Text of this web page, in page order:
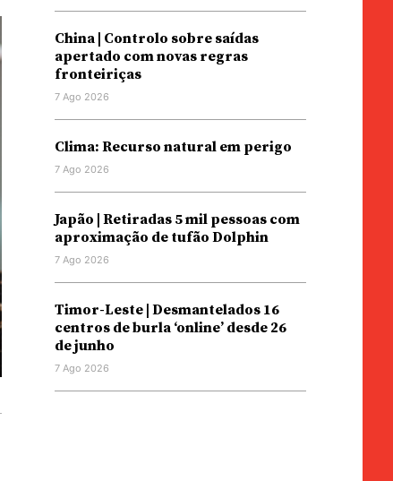
China | Controlo sobre saídas
apertado com novas regras
fronteiriças
7 Ago 2026
Clima: Recurso natural em perigo
7 Ago 2026
Japão | Retiradas 5 mil pessoas com
aproximação de tufão Dolphin
7 Ago 2026
Timor-Leste | Desmantelados 16
centros de burla ‘online’ desde 26
de junho
7 Ago 2026